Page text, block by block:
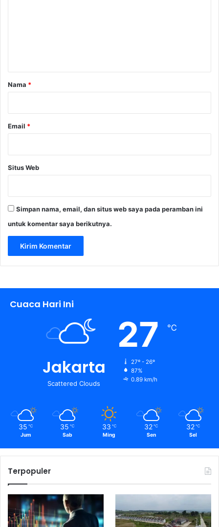
rNama *
Email *
Situs Web
Simpan nama, email, dan situs web saya pada peramban ini
untuk komentar saya berikutnya.
Cuaca Hari Ini
Jakarta
Scattered Clouds
27 ℃
27º - 26º
87%
0.89 km/h
35 ℃
Jum
35 ℃
Sab
33 ℃
Ming
32 ℃
Sen
32 ℃
Sel
Terpopuler